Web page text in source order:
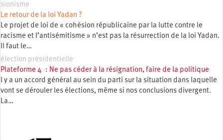
sionisme
Le retour de la loi Yadan ?
Le projet de loi de « cohésion républicaine par la lutte contre le
racisme et l’antisémitisme » n’est pas la résurrection de la loi Yadan.
Il faut le…
élection présidentielle
Plateforme 4 : Ne pas céder à la résignation, faire de la politique
l y a un accord général au sein du parti sur la situation dans laquelle
vont se dérouler les élections, même si nos conclusions divergent.
La…